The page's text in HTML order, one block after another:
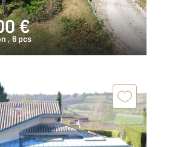
€
, 6 pcs